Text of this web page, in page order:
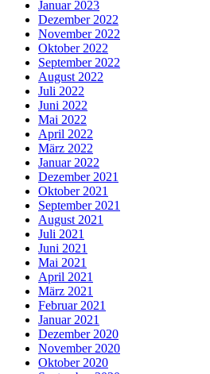
Januar 2023
Dezember 2022
November 2022
Oktober 2022
September 2022
August 2022
Juli 2022
Juni 2022
Mai 2022
April 2022
März 2022
Januar 2022
Dezember 2021
Oktober 2021
September 2021
August 2021
Juli 2021
Juni 2021
Mai 2021
April 2021
März 2021
Februar 2021
Januar 2021
Dezember 2020
November 2020
Oktober 2020